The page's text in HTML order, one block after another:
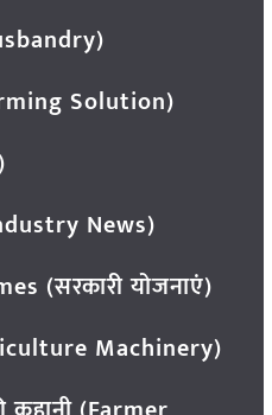
Solution)
News)
(सरकारी योजनाएं)
Machinery)